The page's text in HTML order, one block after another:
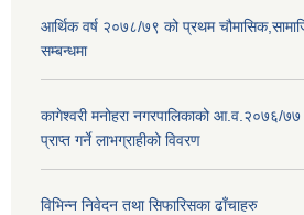
आर्थिक वर्ष २०७८/७९ को प्रथम
सम्बन्धमा
कागेश्वरी मनोहरा नगरपालिकाको आ.व.२०७६/७७
प्राप्त गर्ने लाभग्राहीको विवरण
विभिन्न निवेदन तथा सिफारिसका ढाँचाहरु